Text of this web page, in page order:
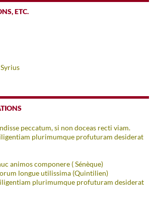
ETC.
peccatum, si non doceas recti viam.
plurimumque profuturam desiderat
animos componere ( Sénèque)
longue utilissima (Quintilien)
plurimumque profuturam desiderat